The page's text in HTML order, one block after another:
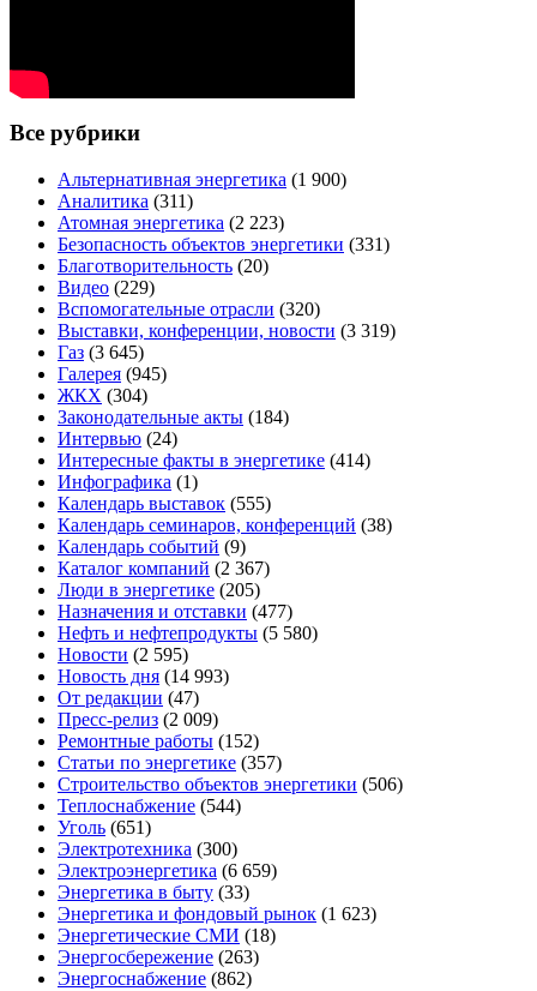
Все рубрики
Альтернативная энергетика (1 900)
Аналитика (311)
Атомная энергетика (2 223)
Безопасность объектов энергетики (331)
Благотворительность (20)
Видео (229)
Вспомогательные отрасли (320)
Выставки, конференции, новости (3 319)
Газ (3 645)
Галерея (945)
ЖКХ (304)
Законодательные акты (184)
Интервью (24)
Интересные факты в энергетике (414)
Инфографика (1)
Календарь выставок (555)
Календарь семинаров, конференций (38)
Календарь событий (9)
Каталог компаний (2 367)
Люди в энергетике (205)
Назначения и отставки (477)
Нефть и нефтепродукты (5 580)
Новости (2 595)
Новость дня (14 993)
От редакции (47)
Пресс-релиз (2 009)
Ремонтные работы (152)
Статьи по энергетике (357)
Строительство объектов энергетики (506)
Теплоснабжение (544)
Уголь (651)
Электротехника (300)
Электроэнергетика (6 659)
Энергетика в быту (33)
Энергетика и фондовый рынок (1 623)
Энергетические СМИ (18)
Энергосбережение (263)
Энергоснабжение (862)